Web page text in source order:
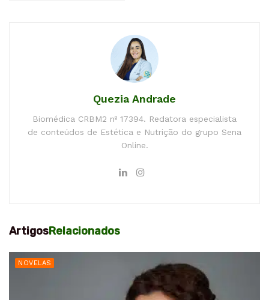
Quezia Andrade
Biomédica CRBM2 nº 17394. Redatora especialista
de conteúdos de Estética e Nutrição do grupo Sena
Online.
ArtigosRelacionados
NOVELAS